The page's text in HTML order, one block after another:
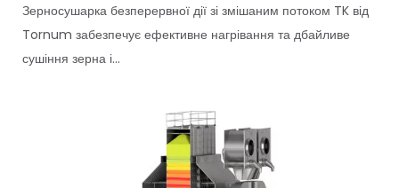
Зерносушарка безперервної дії зі змішаним потоком TK від
Tornum забезпечує ефективне нагрівання та дбайливе
сушіння зерна і...